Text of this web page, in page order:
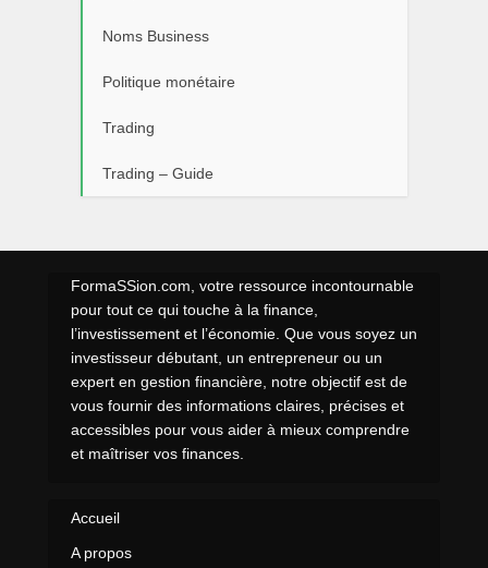
Noms Business
Politique monétaire
Trading
Trading – Guide
FormaSSion.com, votre ressource incontournable
pour tout ce qui touche à la finance,
l’investissement et l’économie. Que vous soyez un
investisseur débutant, un entrepreneur ou un
expert en gestion financière, notre objectif est de
vous fournir des informations claires, précises et
accessibles pour vous aider à mieux comprendre
et maîtriser vos finances.
Accueil
A propos